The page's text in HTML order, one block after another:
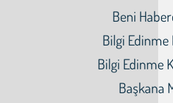
Beni
Bilgi Edinme
Bilgi Edinme
Başkana